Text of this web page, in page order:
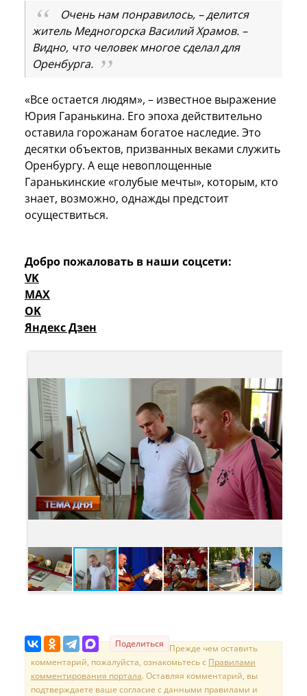
Очень нам понравилось, – делится
житель Медногорска Василий Храмов. –
Видно, что человек многое сделал для
Оренбурга.
«Все остается людям», – известное выражение
Юрия Гаранькина. Его эпоха действительно
оставила горожанам богатое наследие. Это
десятки объектов, призванных веками служить
Оренбургу. А еще невоплощенные
Гаранькинские «голубые мечты», которым, кто
знает, возможно, однажды предстоит
осуществиться.
Добро пожаловать в наши соцсети:
VK
MAX
OK
Яндекс Дзен
Поделиться Прежде чем оставить
комментарий, пожалуйста, ознакомьтесь с Правилами
комментирования портала. Оставляя комментарий, вы
подтверждаете ваше согласие с данными правилами и